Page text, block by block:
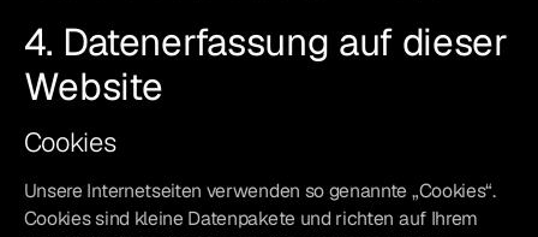
4. Datenerfassung auf dieser
Website
Cookies
Unsere Internetseiten verwenden so genannte „Cookies“.
Cookies sind kleine Datenpakete und richten auf Ihrem